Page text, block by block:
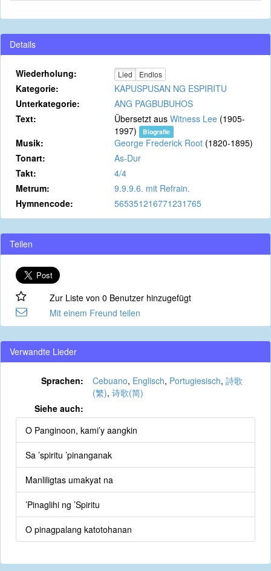
Details
Wiederholung: Lied Endlos
Kategorie:
KAPUSPUSAN NG ESPIRITU
Unterkategorie:
ANG PAGBUBUHOS
Text:
Übersetzt aus Witness Lee (1905-
1997)
Biografie
Musik: George Frederick Root (1820-1895)
Tonart:
As-Dur
Takt:
4/4
Metrum:
9.9.9.6. mit Refrain.
Hymnencode:
565351216771231765
Teilen
Zur Liste von 0 Benutzer hinzugefügt
Mit einem Freund teilen
Verwandte Lieder
Sprachen: Cebuano, Englisch, Portugiesisch, 詩歌
(繁), 诗歌(简)
Siehe auch:
O Panginoon, kami’y aangkin
Sa ’spiritu ’pinanganak
Manliligtas umakyat na
’Pinaglihi ng ’Spiritu
O pinagpalang katotohanan